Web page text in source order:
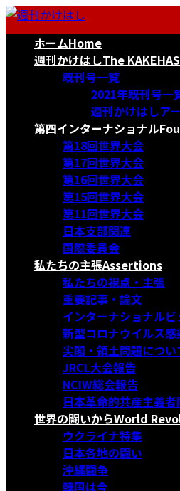
コ
ナ
ホームHome
週刊かけはしThe
既刊号一覧
2021年既刊号一
週刊かけはしア
第四インターナショナル
第18回世界大会
第17回世界大会
第16回世界大会
第15回世界大会
第11回世界大会
日本支部関連
国際委員会
私たちの主張Assertions
私たちの視点・主張
重要記事・論文
インターナショナルビ
新型コロナウイルス
尖閣・領土問題につい
JRCL大会報告
NCIW総会報告
日本革命的共産主義
世界の闘いからWorld
ウクライナ特集
日本各地の闘い
沖縄闘争
韓国は今